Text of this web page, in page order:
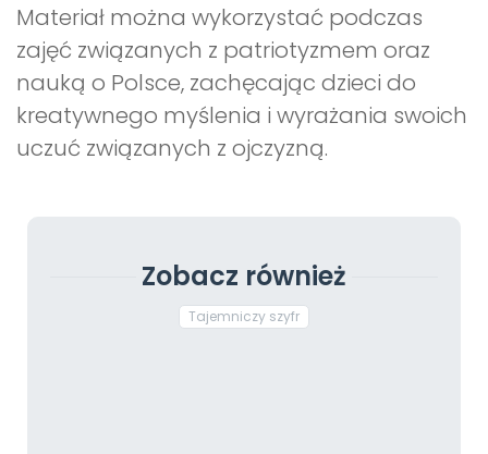
Materiał można wykorzystać podczas
zajęć związanych z patriotyzmem oraz
nauką o Polsce, zachęcając dzieci do
kreatywnego myślenia i wyrażania swoich
uczuć związanych z ojczyzną.
Zobacz również
Tajemniczy szyfr